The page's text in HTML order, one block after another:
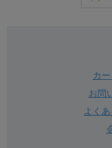
カ
お問
よく